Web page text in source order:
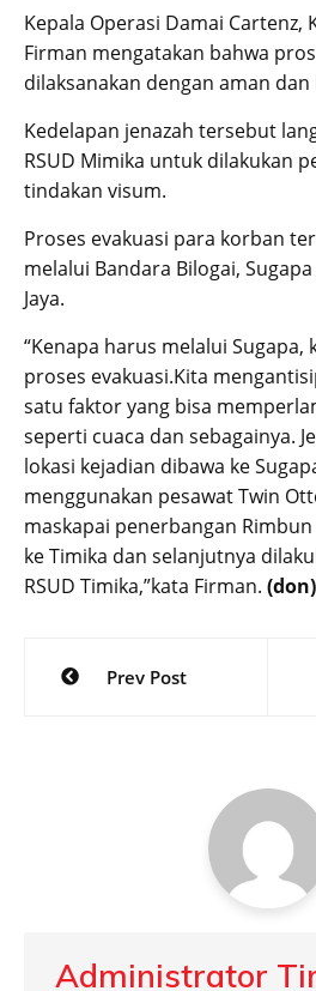
Kepala Operasi Damai Cartenz,
Firman mengatakan bahwa
dilaksanakan dengan aman dan
Kedelapan jenazah tersebut
RSUD Mimika untuk dilakukan
tindakan visum.
Proses evakuasi para korban
melalui Bandara Bilogai,
Jaya.
“Kenapa harus melalui
proses evakuasi.Kita
satu faktor yang bisa
seperti cuaca dan sebagainya.
lokasi kejadian dibawa ke
menggunakan pesawat Twin
maskapai penerbangan
ke Timika dan selanjutnya
RSUD Timika,”kata Firman. (don)
Post
navigation
Prev Post
Administrator